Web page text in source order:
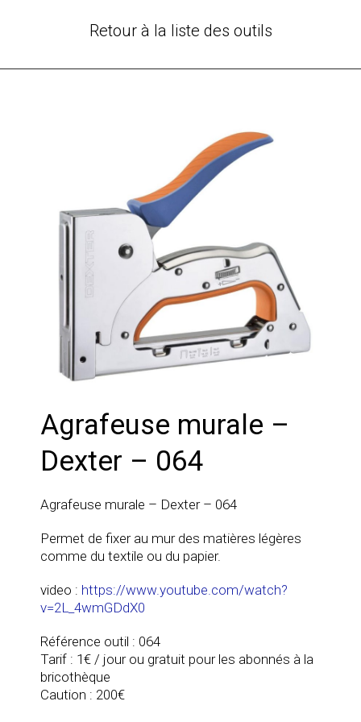
Retour à la liste des outils
Agrafeuse murale –
Dexter – 064
Agrafeuse murale – Dexter – 064
Permet de fixer au mur des matières légères
comme du textile ou du papier.
video : https://www.youtube.com/watch?
v=2L_4wmGDdX0
Référence outil : 064
Tarif : 1€ / jour ou gratuit pour les abonnés à la
bricothèque
Caution : 200€